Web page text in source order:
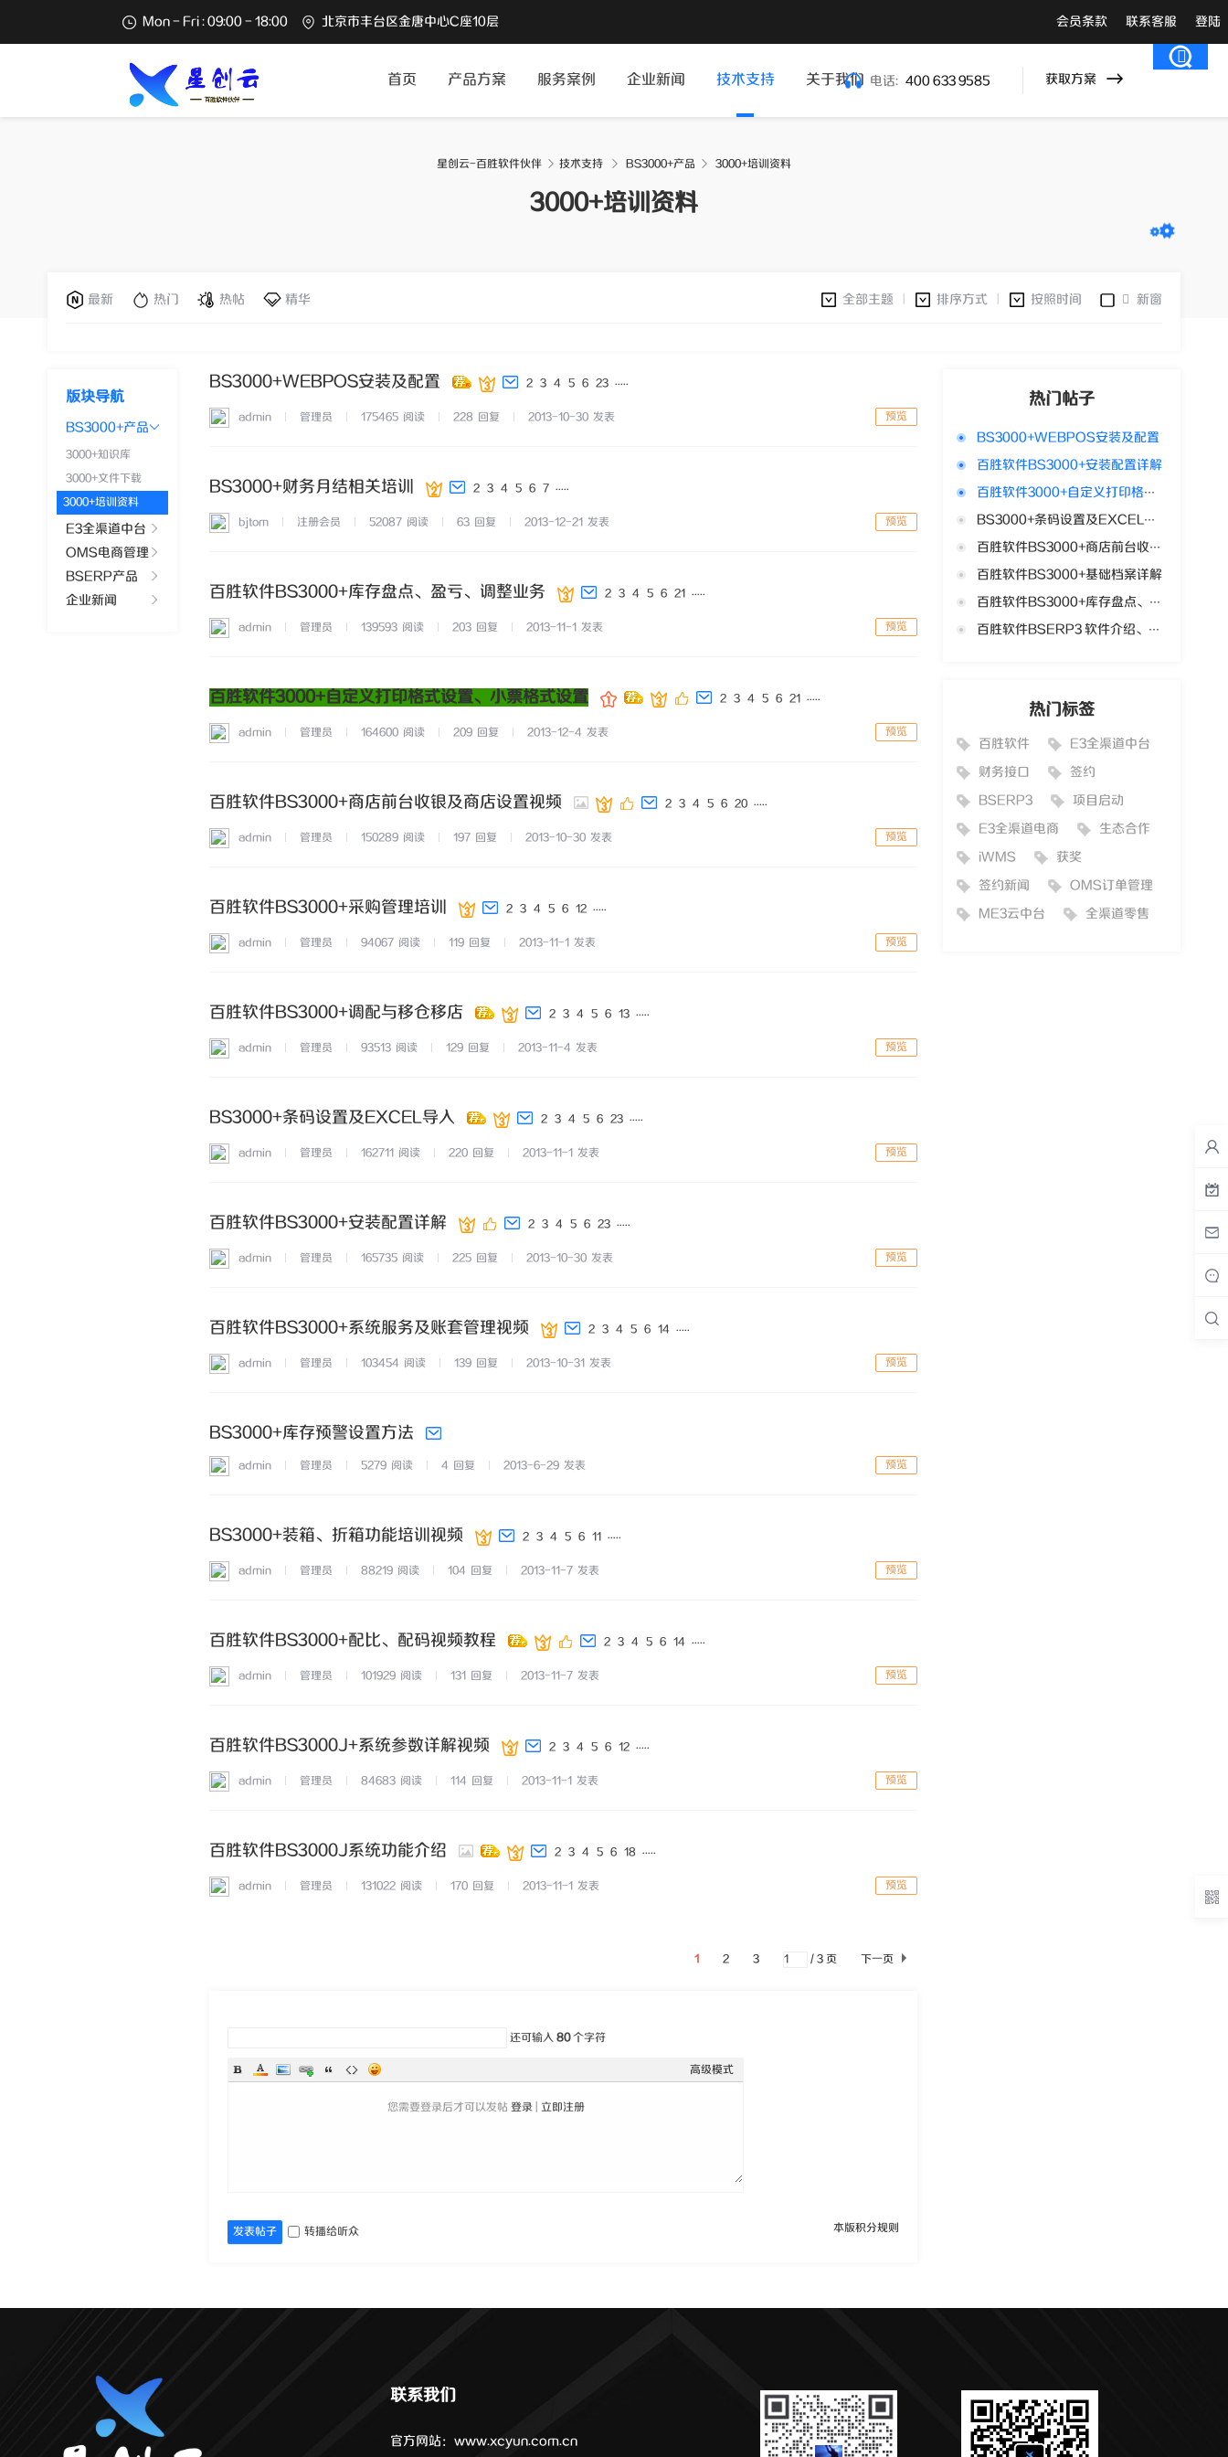
Mon - Fri : 09:00 - 18:00 北京市丰台区金唐中心C座10层 会员条款 联系客服 登陆
首页 产品方案 服务案例 企业新闻 技术支持 关于我们 电话: 400 633 9585 获取方案
星创云-百胜软件伙伴 技术支持
›
BS3000+产品 3000+培训资料
3000+培训资料
最新 热门 热帖 精华 新窗
全部主题 排序方式 按照时间
版块导航
BS3000+产品
3000+知识库
3000+文件下载
3000+培训资料
E3全渠道中台
OMS电商管理
BSERP产品
企业新闻
BS3000+WEBPOS安装及配置 ...
2 3 4 5 6 ..
23
admin 管理员 175465 阅读 228 回复 2013-10-30 发表 预览
BS3000+财务月结相关培训 ...
2 3 4 5 6 ..
7
bjtom 注册会员 52087 阅读 63 回复 2013-12-21 发表 预览
百胜软件BS3000+库存盘点、盈亏、调整业务 ...
2 3 4 5 6 ..
21
admin 管理员 139593 阅读 203 回复 2013-11-1 发表 预览
百胜软件3000+自定义打印格式设置、小票格式设置 ...
2 3 4 5 6 ..
21
admin 管理员 164600 阅读 209 回复 2013-12-4 发表 预览
百胜软件BS3000+商店前台收银及商店设置视频 ...
2 3 4 5 6 ..
20
admin 管理员 150289 阅读 197 回复 2013-10-30 发表 预览
百胜软件BS3000+采购管理培训 ...
2 3 4 5 6 ..
12
admin 管理员 94067 阅读 119 回复 2013-11-1 发表 预览
百胜软件BS3000+调配与移仓移店 ...
2 3 4 5 6 ..
13
admin 管理员 93513 阅读 129 回复 2013-11-4 发表 预览
BS3000+条码设置及EXCEL导入 ...
2 3 4 5 6 ..
23
admin 管理员 162711 阅读 220 回复 2013-11-1 发表 预览
百胜软件BS3000+安装配置详解 ...
2 3 4 5 6 ..
23
admin 管理员 165735 阅读 225 回复 2013-10-30 发表 预览
百胜软件BS3000+系统服务及账套管理视频 ...
2 3 4 5 6 ..
14
admin 管理员 103454 阅读 139 回复 2013-10-31 发表 预览
BS3000+库存预警设置方法
admin 管理员 5279 阅读 4 回复 2013-6-29 发表 预览
BS3000+装箱、折箱功能培训视频 ...
2 3 4 5 6 ..
11
admin 管理员 88219 阅读 104 回复 2013-11-7 发表 预览
百胜软件BS3000+配比、配码视频教程 ...
2 3 4 5 6 ..
14
admin 管理员 101929 阅读 131 回复 2013-11-7 发表 预览
百胜软件BS3000J+系统参数详解视频 ...
2 3 4 5 6 ..
12
admin 管理员 84683 阅读 114 回复 2013-11-1 发表 预览
百胜软件BS3000J系统功能介绍 ...
2 3 4 5 6 ..
18
admin 管理员 131022 阅读 170 回复 2013-11-1 发表 预览
1 2 3 / 3 页 下一页
还可输入 80个字符
高级模式
您需要登录后才可以发帖 登录| 立即注册
本版积分规则
发表帖子 转播给听众
热门帖子
BS3000+WEBPOS安装及配置
百胜软件BS3000+安装配置详解
百胜软件3000+自定义打印格式设置、小票格式设置
BS3000+条码设置及EXCEL导入
百胜软件BS3000+商店前台收银及商店设置视频
百胜软件BS3000+基础档案详解
百胜软件BS3000+库存盘点、盈亏、调整业务
百胜软件BSERP3 软件介绍、附程序下载
热门标签
百胜软件
E3全渠道中台
财务接口
签约
BSERP3
项目启动
E3全渠道电商
生态合作
iWMS
获奖
签约新闻
OMS订单管理
ME3云中台
全渠道零售
联系我们
官方网站：www.xcyun.com.cn